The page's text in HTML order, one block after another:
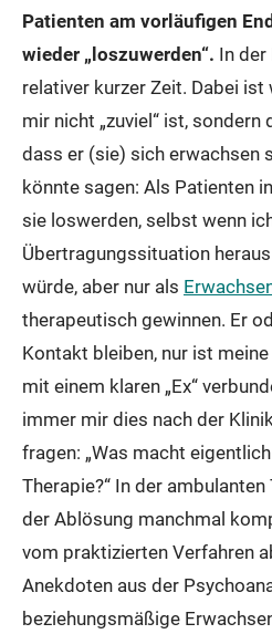
Patienten am vorläufigen
wieder „loszuwerden“. In
relativer kurzer Zeit. Dabei
mir nicht „zuviel“ ist, sondern
dass er (sie) sich erwachsen
könnte sagen: Als Patienten
sie loswerden, selbst wenn
Übertragungssituation
würde, aber nur als
therapeutisch gewinnen. Er
Kontakt bleiben, nur ist
mit einem klaren „Ex“
immer mir dies nach der
fragen: „Was macht
Therapie?“ In der
der Ablösung manchmal
vom praktizierten Verfahren
Anekdoten aus der
beziehungsmäßige